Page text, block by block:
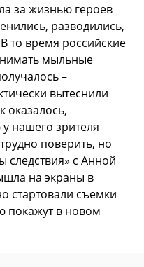
за жизнью героев
разводились,
то время российские
мыльные
–
вытеснили
оказалось,
нашего зрителя
поверить, но
следствия» с Анной
на экраны в
стартовали съемки
покажут в новом